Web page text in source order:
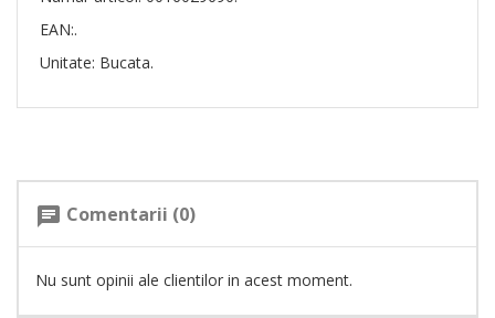
EAN:.
Unitate: Bucata.
chat Comentarii (0)
Nu sunt opinii ale clientilor in acest moment.